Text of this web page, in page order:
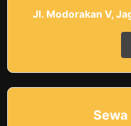
Jl. Modorakan V,
Sewa